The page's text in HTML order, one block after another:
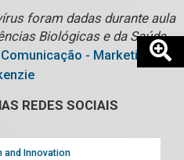
foram dadas durante aula
Biológicas e da Saúde
Comunicação - Marketing
REDES SOCIAIS
and Innovation